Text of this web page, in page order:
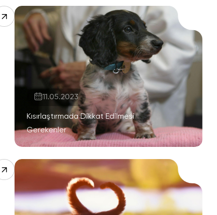
11.05.2023
Kısırlaştırmada Dikkat Edilmesi
Gerekenler